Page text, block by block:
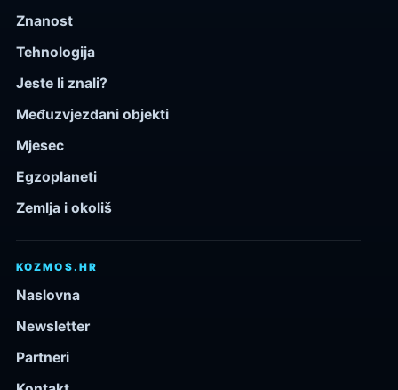
Znanost
Tehnologija
Jeste li znali?
Međuzvjezdani objekti
Mjesec
Egzoplaneti
Zemlja i okoliš
KOZMOS.HR
Naslovna
Newsletter
Partneri